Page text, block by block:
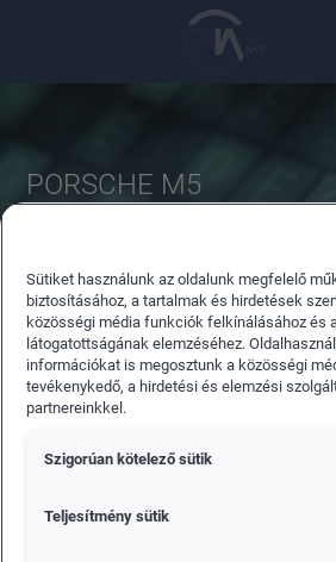
PORSCHE M5
azonnal foglalható autóink között.
Sütiket használunk az oldalunk megfelelő
biztosításához, a tartalmak és hirdetések
közösségi média funkciók felkínálásához és
látogatottságának elemzéséhez.
információkat is megosztunk a közösségi
tevékenykedő, a hirdetési és elemzési
partnereinkkel.
Szigorúan kötelező sütik
Teljesítmény sütik